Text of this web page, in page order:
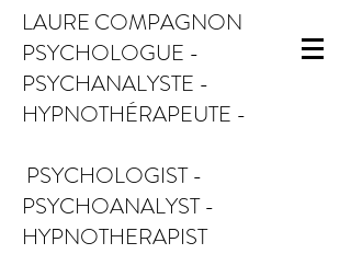
LAURE COMPAGNON
PSYCHOLOGUE -
PSYCHANALYSTE -
HYPNOTHÉRAPEUTE -
PSYCHOLOGIST -
PSYCHOANALYST -
HYPNOTHERAPIST